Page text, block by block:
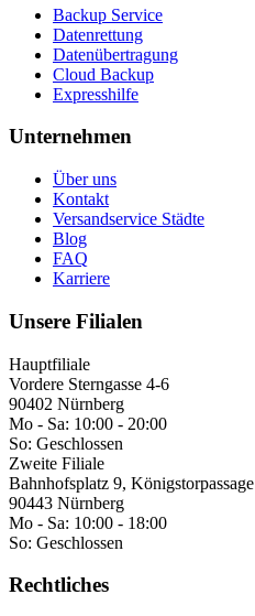
Backup Service
Datenrettung
Datenübertragung
Cloud Backup
Expresshilfe
Unternehmen
Über uns
Kontakt
Versandservice Städte
Blog
FAQ
Karriere
Unsere Filialen
Hauptfiliale
Vordere Sterngasse 4-6
90402 Nürnberg
Mo - Sa: 10:00 - 20:00
So: Geschlossen
Zweite Filiale
Bahnhofsplatz 9, Königstorpassage
90443 Nürnberg
Mo - Sa: 10:00 - 18:00
So: Geschlossen
Rechtliches